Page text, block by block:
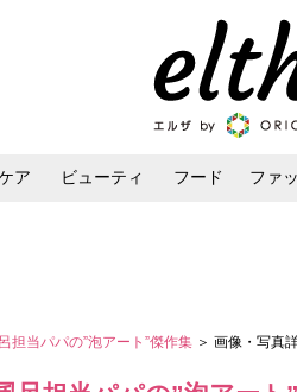
ア ビューティ フード ファ
担当パパの”泡アート”傑作集 ＞ 画像・写真